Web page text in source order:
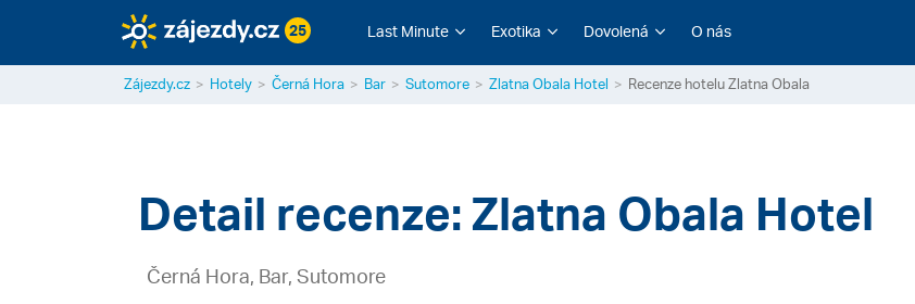
25 Last Minute Exotika Dovolená O nás
Zájezdy.cz Hotely Černá Hora Bar Sutomore Zlatna Obala Hotel Recenze hotelu Zlatna Obala
Detail recenze: Zlatna Obala Hotel
Černá Hora, Bar, Sutomore